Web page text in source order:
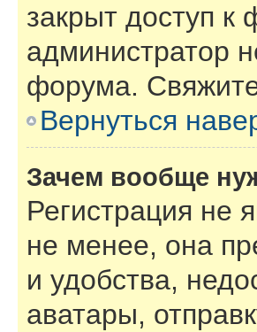
закрыт доступ к
администратор
форума.
Вернуться
Зачем вообще
Регистрация не
не менее, она
и удобства,
аватары,